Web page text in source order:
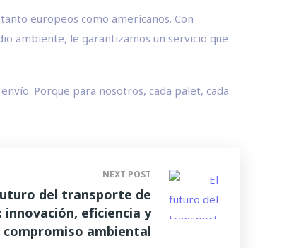
europeos como americanos. Con
ambiente, le garantizamos un servicio que
Porque para nosotros, cada palet, cada
NEXT POST
del transporte de
innovación, eficiencia y
compromiso ambiental